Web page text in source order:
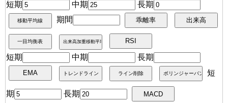
短期 中期
長期
期間
短期 中期
長期
短
期 長期